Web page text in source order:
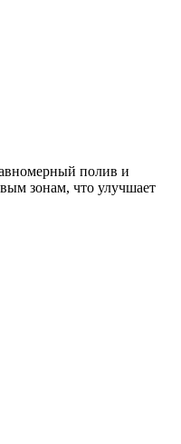
полив и
зонам, что улучшает